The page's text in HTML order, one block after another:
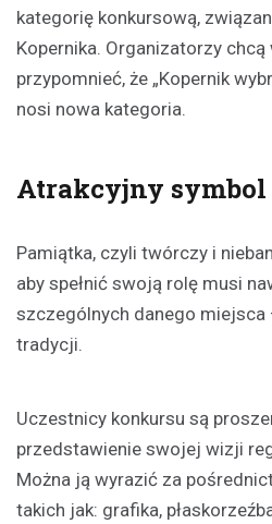
kategorię konkursową,
Kopernika. Organizatorzy
przypomnieć, że „Kopernik
nosi nowa kategoria.
Atrakcyjny
Pamiątka, czyli twórczy i
aby spełnić swoją rolę musi
szczególnych danego miejsca
tradycji.
Uczestnicy konkursu są
przedstawienie swojej wizji
Można ją wyrazić za
takich jak: grafika,